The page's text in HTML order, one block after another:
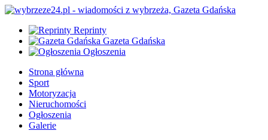
Reprinty
Gazeta Gdańska
Ogłoszenia
Strona główna
Sport
Motoryzacja
Nieruchomości
Ogłoszenia
Galerie